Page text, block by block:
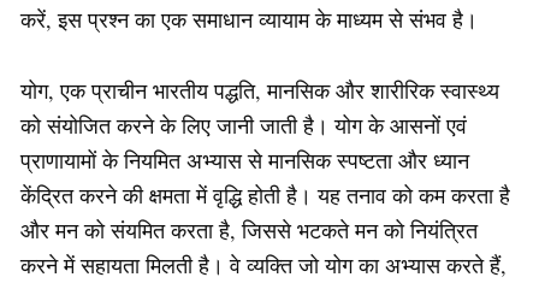
करें, इस प्रश्न का एक समाधान व्यायाम के माध्यम से संभव है।
योग, एक प्राचीन भारतीय पद्धति, मानसिक और शारीरिक स्वास्थ्य
को संयोजित करने के लिए जानी जाती है। योग के आसनों एवं
प्राणायामों के नियमित अभ्यास से मानसिक स्पष्टता और ध्यान
केंद्रित करने की क्षमता में वृद्धि होती है। यह तनाव को कम करता है
और मन को संयमित करता है, जिससे भटकते मन को नियंत्रित
करने में सहायता मिलती है। वे व्यक्ति जो योग का अभ्यास करते हैं,